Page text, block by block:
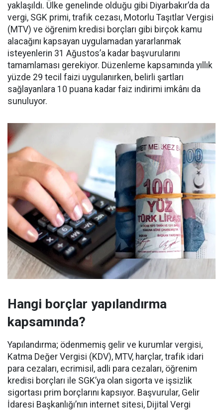
yaklaşıldı. Ülke genelinde olduğu gibi Diyarbakır’da da
vergi, SGK primi, trafik cezası, Motorlu Taşıtlar Vergisi
(MTV) ve öğrenim kredisi borçları gibi birçok kamu
alacağını kapsayan uygulamadan yararlanmak
isteyenlerin 31 Ağustos’a kadar başvurularını
tamamlaması gerekiyor. Düzenleme kapsamında yıllık
yüzde 29 tecil faizi uygulanırken, belirli şartları
sağlayanlara 10 puana kadar faiz indirimi imkânı da
sunuluyor.
Hangi borçlar yapılandırma
kapsamında?
Yapılandırma; ödenmemiş gelir ve kurumlar vergisi,
Katma Değer Vergisi (KDV), MTV, harçlar, trafik idari
para cezaları, ecrimisil, adli para cezaları, öğrenim
kredisi borçları ile SGK’ya olan sigorta ve işsizlik
sigortası prim borçlarını kapsıyor. Başvurular, Gelir
İdaresi Başkanlığı’nın internet sitesi, Dijital Vergi